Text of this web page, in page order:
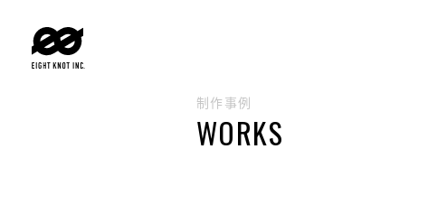
制作事例
WORKS